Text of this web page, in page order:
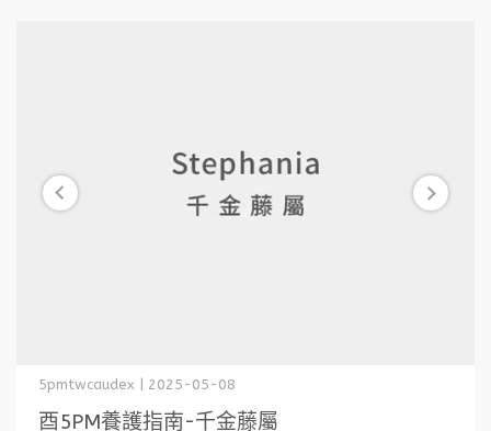
5pmtwcaudex | 2025-05-08
酉5PM養護指南-千金藤屬